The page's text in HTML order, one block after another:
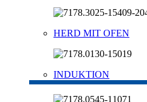
HERD MIT OFEN
INDUKTION